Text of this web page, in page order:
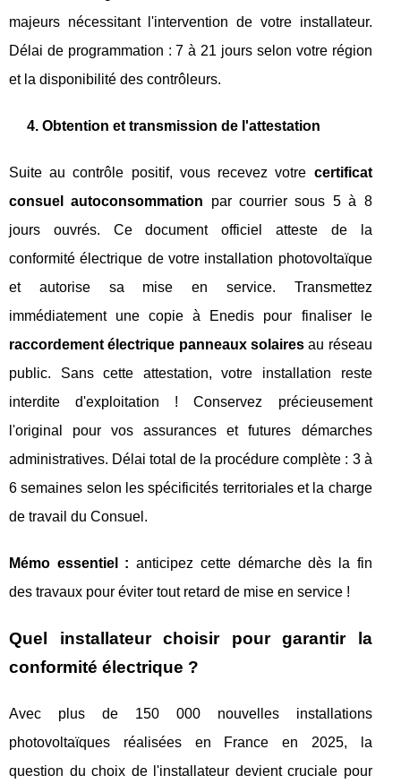
majeurs nécessitant l'intervention de votre installateur.
Délai de programmation : 7 à 21 jours selon votre région
et la disponibilité des contrôleurs.
4. Obtention et transmission de l'attestation
Suite au contrôle positif, vous recevez votre certificat
consuel autoconsommation par courrier sous 5 à 8
jours ouvrés. Ce document officiel atteste de la
conformité électrique de votre installation photovoltaïque
et autorise sa mise en service. Transmettez
immédiatement une copie à Enedis pour finaliser le
raccordement électrique panneaux solairesau réseau
public. Sans cette attestation, votre installation reste
interdite d'exploitation ! Conservez précieusement
l'original pour vos assurances et futures démarches
administratives. Délai total de la procédure complète : 3 à
6 semaines selon les spécificités territoriales et la charge
de travail du Consuel.
Mémo essentiel : anticipez cette démarche dès la fin
des travaux pour éviter tout retard de mise en service !
Quel installateur choisir pour garantir la
conformité électrique ?
Avec plus de 150 000 nouvelles installations
photovoltaïques réalisées en France en 2025, la
question du choix de l'installateur devient cruciale pour